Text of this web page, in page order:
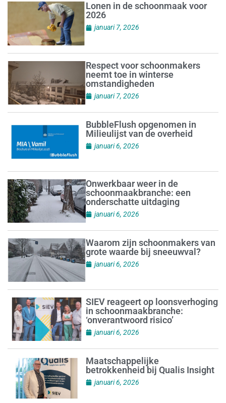
Lonen in de schoonmaak voor
2026
januari 7, 2026
Respect voor schoonmakers
neemt toe in winterse
omstandigheden
januari 7, 2026
BubbleFlush opgenomen in
Milieulijst van de overheid
januari 6, 2026
Onwerkbaar weer in de
schoonmaakbranche: een
onderschatte uitdaging
januari 6, 2026
Waarom zijn schoonmakers van
grote waarde bij sneeuwval?
januari 6, 2026
SIEV reageert op loonsverhoging
in schoonmaakbranche:
‘onverantwoord risico’
januari 6, 2026
Maatschappelijke
betrokkenheid bij Qualis Insight
januari 6, 2026